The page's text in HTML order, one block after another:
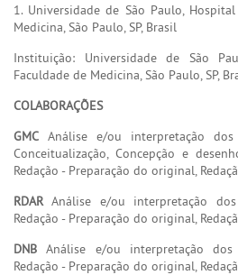
1. Universidade de São Paulo,
Medicina, São Paulo, SP, Brasil
Instituição: Universidade de São
Faculdade de Medicina, São Paulo, SP,
COLABORAÇÕES
GMC Análise e/ou interpretação
Conceitualização, Concepção e
Redação - Preparação do original,
RDARAnálise e/ou interpretação
Redação - Preparação do original,
DNB Análise e/ou interpretação
Redação - Preparação do original,